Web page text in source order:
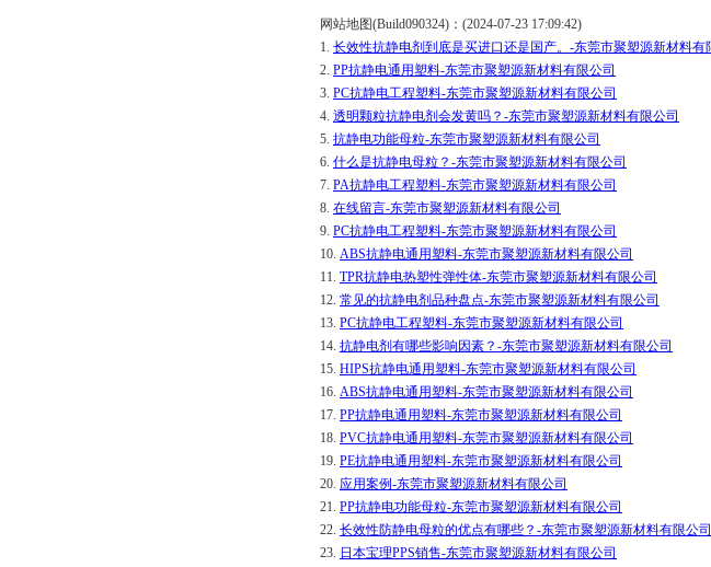
网站地图(Build090324)：(2024-07-23 17:09:42)
1. 长效性抗静电剂到底是买进口还是国产。-东莞市聚塑源新材料有
2. PP抗静电通用塑料-东莞市聚塑源新材料有限公司
3. PC抗静电工程塑料-东莞市聚塑源新材料有限公司
4. 透明颗粒抗静电剂会发黄吗？-东莞市聚塑源新材料有限公司
5. 抗静电功能母粒-东莞市聚塑源新材料有限公司
6. 什么是抗静电母粒？-东莞市聚塑源新材料有限公司
7. PA抗静电工程塑料-东莞市聚塑源新材料有限公司
8. 在线留言-东莞市聚塑源新材料有限公司
9. PC抗静电工程塑料-东莞市聚塑源新材料有限公司
10. ABS抗静电通用塑料-东莞市聚塑源新材料有限公司
11. TPR抗静电热塑性弹性体-东莞市聚塑源新材料有限公司
12. 常见的抗静电剂品种盘点-东莞市聚塑源新材料有限公司
13. PC抗静电工程塑料-东莞市聚塑源新材料有限公司
14. 抗静电剂有哪些影响因素？-东莞市聚塑源新材料有限公司
15. HIPS抗静电通用塑料-东莞市聚塑源新材料有限公司
16. ABS抗静电通用塑料-东莞市聚塑源新材料有限公司
17. PP抗静电通用塑料-东莞市聚塑源新材料有限公司
18. PVC抗静电通用塑料-东莞市聚塑源新材料有限公司
19. PE抗静电通用塑料-东莞市聚塑源新材料有限公司
20. 应用案例-东莞市聚塑源新材料有限公司
21. PP抗静电功能母粒-东莞市聚塑源新材料有限公司
22. 长效性防静电母粒的优点有哪些？-东莞市聚塑源新材料有限公司
23. 日本宝理PPS销售-东莞市聚塑源新材料有限公司